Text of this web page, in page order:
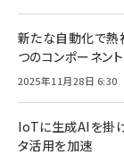
新たな自動化で熱
つのコンポーネン
2025年11月28日 6:30
IoTに生成AIを掛
タ活用を加速